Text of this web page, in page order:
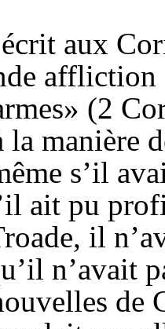
aux
(2
manière
s’il
ait pu
il
n’avait
de